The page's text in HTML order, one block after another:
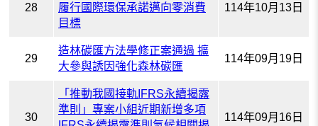
28
履行國際環保承諾邁向零消費
目標
114年10月13日
29
造林碳匯方法學修正案通過 擴
大參與誘因強化森林碳匯
114年09月19日
30
「推動我國接軌IFRS永續揭露
準則」專案小組近期新增多項
114年09月16日